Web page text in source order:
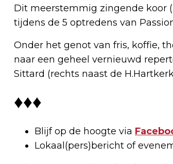
Dit meerstemmig zingende koor
tijdens de 5 optredens van
Onder het genot van fris, koffie,
naar een geheel vernieuwd
Sittard (rechts naast de
♦♦♦
Blijf op de hoogte via
Lokaal(pers)bericht of